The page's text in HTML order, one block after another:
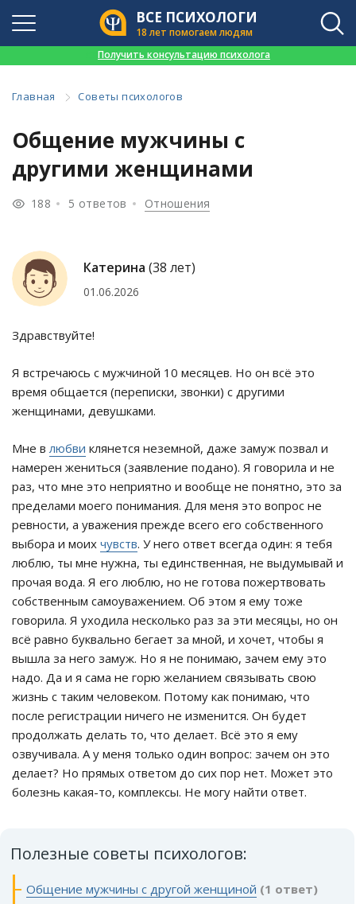
ВСЕ ПСИХОЛОГИ
18 лет помогаем людям
Получить консультацию психолога
Главная Советы психологов
Общение мужчины с
другими женщинами
188 5 ответов Отношения
Катерина (38 лет)
01.06.2026
Здравствуйте!
Я встречаюсь с мужчиной 10 месяцев. Но он всё это
время общается (переписки, звонки) с другими
женщинами, девушками.
Мне влюбви клянется неземной, даже замуж позвал и
намерен жениться (заявление подано). Я говорила и не
раз, что мне это неприятно и вообще не понятно, это за
пределами моего понимания. Для меня это вопрос не
ревности, а уважения прежде всего его собственного
выбора и моих чувств. У него ответ всегда один: я тебя
люблю, ты мне нужна, ты единственная, не выдумывай и
прочая вода. Я его люблю, но не готова пожертвовать
собственным самоуважением. Об этом я ему тоже
говорила. Я уходила несколько раз за эти месяцы, но он
всё равно буквально бегает за мной, и хочет, чтобы я
вышла за него замуж. Но я не понимаю, зачем ему это
надо. Да и я сама не горю желанием связывать свою
жизнь с таким человеком. Потому как понимаю, что
после регистрации ничего не изменится. Он будет
продолжать делать то, что делает. Всё это я ему
озвучивала. А у меня только один вопрос: зачем он это
делает? Но прямых ответом до сих пор нет. Может это
болезнь какая-то, комплексы. Не могу найти ответ.
Полезные советы психологов:
Общение мужчины с другой женщиной (1 ответ)